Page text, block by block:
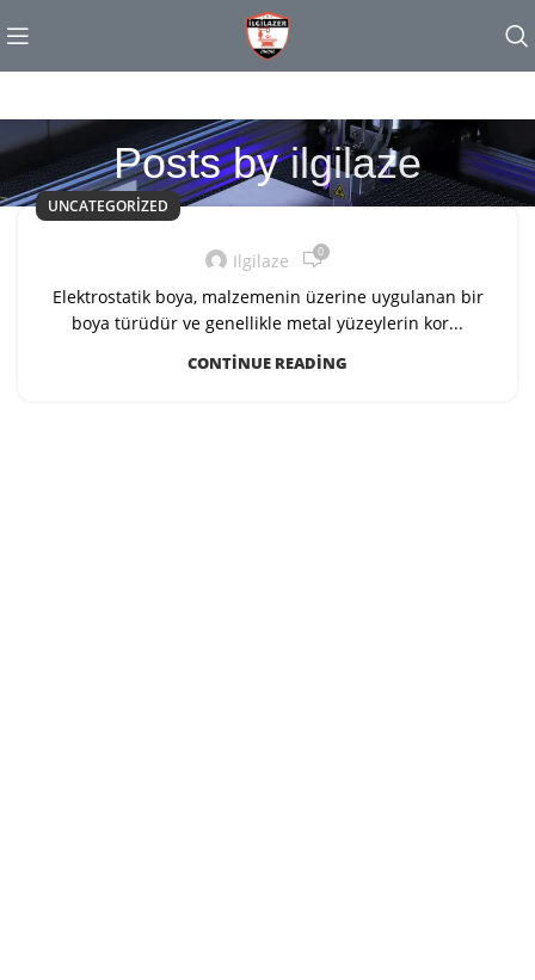
Posts byilgilaze
UNCATEGORIZED
Ilgilaze 0
Elektrostatik boya, malzemenin üzerine uygulanan bir
boya türüdür ve genellikle metal yüzeylerin kor...
CONTINUE READING